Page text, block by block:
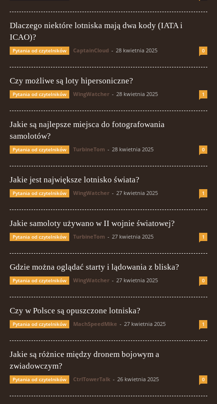
Dlaczego niektóre lotniska mają dwa kody (IATA i
ICAO)?
Pytania od czytelników CaptainCloud - 28 kwietnia 2025 0
Czy możliwe są loty hipersoniczne?
Pytania od czytelników WingWatcher - 28 kwietnia 2025 1
Jakie są najlepsze miejsca do fotografowania
samolotów?
Pytania od czytelników TurbineTom - 28 kwietnia 2025 0
Jakie jest największe lotnisko świata?
Pytania od czytelników WingWatcher - 27 kwietnia 2025 1
Jakie samoloty używano w II wojnie światowej?
Pytania od czytelników TurbineTom - 27 kwietnia 2025 1
Gdzie można oglądać starty i lądowania z bliska?
Pytania od czytelników WingWatcher - 27 kwietnia 2025 0
Czy w Polsce są opuszczone lotniska?
Pytania od czytelników MachSpeedMike - 27 kwietnia 2025 1
Jakie są różnice między dronem bojowym a
zwiadowczym?
Pytania od czytelników CtrlTowerTalk - 26 kwietnia 2025 0